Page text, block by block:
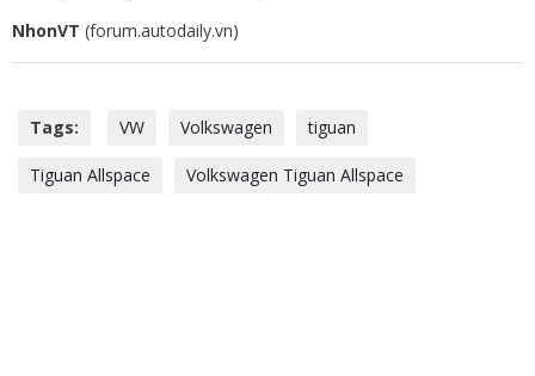
NhonVT (forum.autodaily.vn)
Tags: VW Volkswagen tiguan
Tiguan Allspace Volkswagen Tiguan Allspace